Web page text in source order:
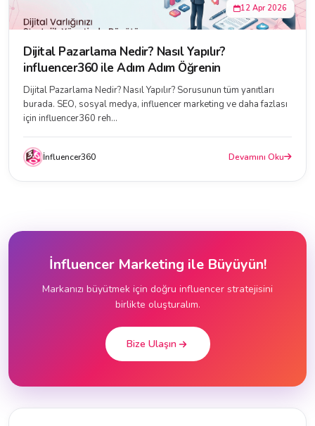
12 Apr 2026
Dijital Pazarlama Nedir? Nasıl Yapılır?
influencer360 ile Adım Adım Öğrenin
Dijital Pazarlama Nedir? Nasıl Yapılır? Sorusunun tüm yanıtları
burada. SEO, sosyal medya, influencer marketing ve daha fazlası
için influencer360 reh...
İnfluencer360 Devamını Oku
İnfluencer Marketing ile Büyüyün!
Markanızı büyütmek için doğru influencer stratejisini
birlikte oluşturalım.
Bize Ulaşın